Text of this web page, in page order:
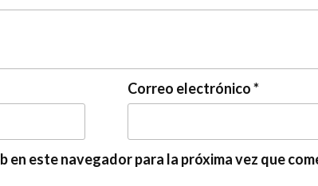
Correo electrónico*
en este navegador para la próxima vez que